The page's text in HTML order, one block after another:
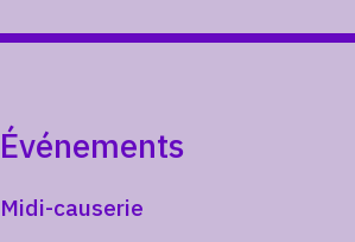
Événements
Midi-causerie